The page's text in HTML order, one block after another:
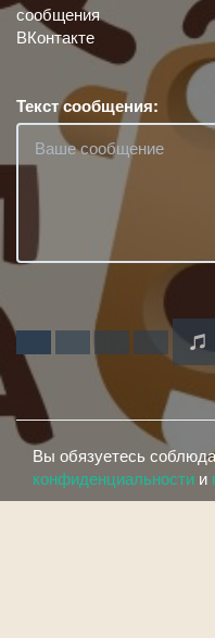
Текст сообщения:
Вы обязуетесь
конфиденциальности и